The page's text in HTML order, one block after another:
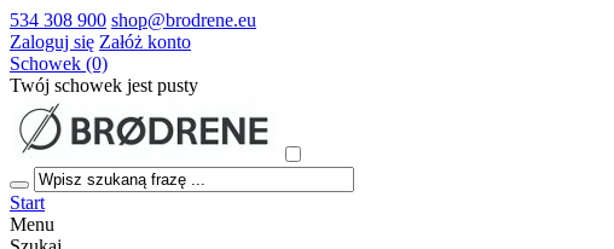
534 308 900 shop@brodrene.eu
Zaloguj się Załóż konto
Schowek (0)
Twój schowek jest pusty
Start
Menu